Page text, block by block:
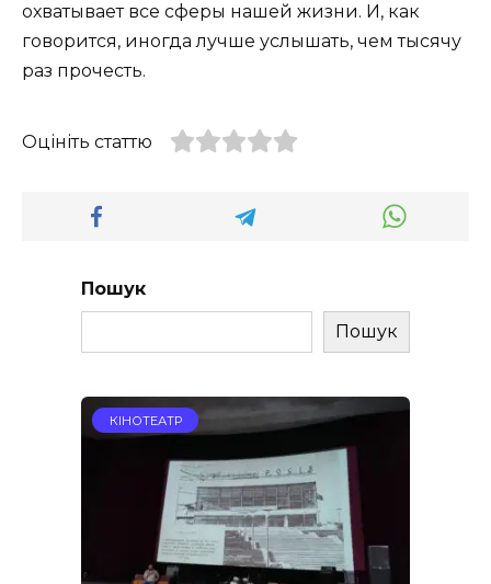
охватывает все сферы нашей жизни. И, как
говорится, иногда лучше услышать, чем тысячу
раз прочесть.
Оцініть статтю
Пошук
Пошук
КІНОТЕАТР